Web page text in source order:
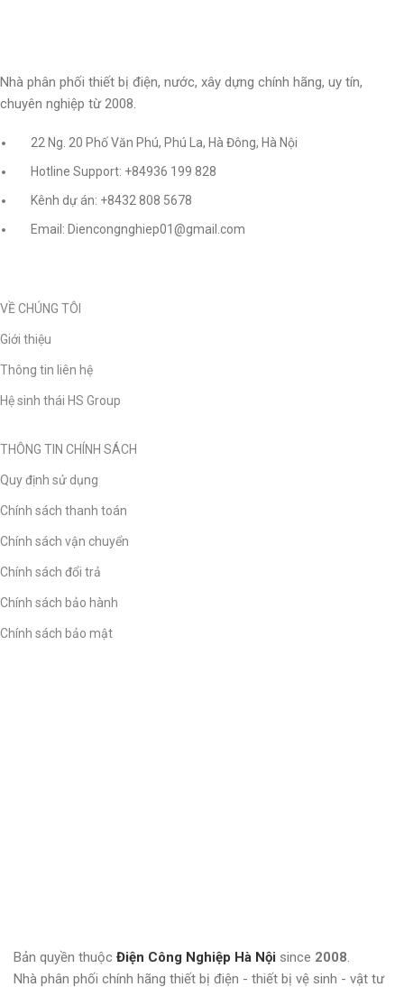
Nhà phân phối thiết bị điện, nước, xây dựng chính hãng, uy tín,
chuyên nghiệp từ 2008.
22 Ng. 20 Phố Văn Phú, Phú La, Hà Đông, Hà Nội
Hotline Support: +84936 199 828
Kênh dự án: +8432 808 5678
Email: Diencongnghiep01@gmail.com
VỀ CHÚNG TÔI
Giới thiệu
Thông tin liên hệ
Hệ sinh thái HS Group
THÔNG TIN CHÍNH SÁCH
Quy định sử dụng
Chính sách thanh toán
Chính sách vận chuyển
Chính sách đổi trả
Chính sách bảo hành
Chính sách bảo mật
Bản quyền thuộc Điện Công Nghiệp Hà Nội since 2008.
Nhà phân phối chính hãng thiết bị điện - thiết bị vệ sinh - vật tư